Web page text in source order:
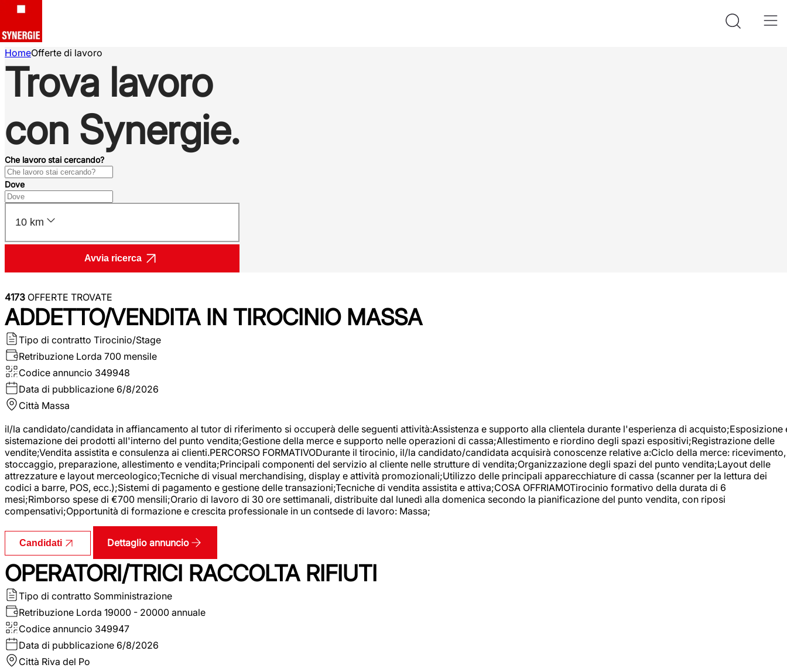
HomeOfferte di lavoro
Trova lavoro
con Synergie.
Che lavoro stai cercando?
Dove
10 km
Avvia ricerca
4173 OFFERTE TROVATE
ADDETTO/VENDITA IN TIROCINIO MASSA
Tipo di contratto Tirocinio/Stage
Retribuzione Lorda 700 mensile
Codice annuncio 349948
Data di pubblicazione 6/8/2026
Città Massa
il/la candidato/candidata in affiancamento al tutor di riferimento si occuperà delle seguenti attività:Assistenza e supporto alla clientela durante l'esperienza di acquisto;Esposizione
sistemazione dei prodotti all'interno del punto vendita;Gestione della merce e supporto nelle operazioni di cassa;Allestimento e riordino degli spazi espositivi;Registrazione delle
vendite;Vendita assistita e consulenza ai clienti.PERCORSO FORMATIVODurante il tirocinio, il/la candidato/candidata acquisirà conoscenze relative a:Ciclo della merce: ricevimento,
stoccaggio, preparazione, allestimento e vendita;Principali componenti del servizio al cliente nelle strutture di vendita;Organizzazione degli spazi del punto vendita;Layout delle
attrezzature e layout merceologico;Tecniche di visual merchandising, display e attività promozionali;Utilizzo delle principali apparecchiature di cassa (scanner per la lettura dei
codici a barre, POS, ecc.);Sistemi di pagamento e gestione delle transazioni;Tecniche di vendita assistita e attiva;COSA OFFRIAMOTirocinio formativo della durata di 6
mesi;Rimborso spese di €700 mensili;Orario di lavoro di 30 ore settimanali, distribuite dal lunedì alla domenica secondo la pianificazione del punto vendita, con riposi
compensativi;Opportunità di formazione e crescita professionale in un contsede di lavoro: Massa;
Candidati Dettaglio annuncio
OPERATORI/TRICI RACCOLTA RIFIUTI
Tipo di contratto Somministrazione
Retribuzione Lorda 19000 - 20000 annuale
Codice annuncio 349947
Data di pubblicazione 6/8/2026
Città Riva del Po